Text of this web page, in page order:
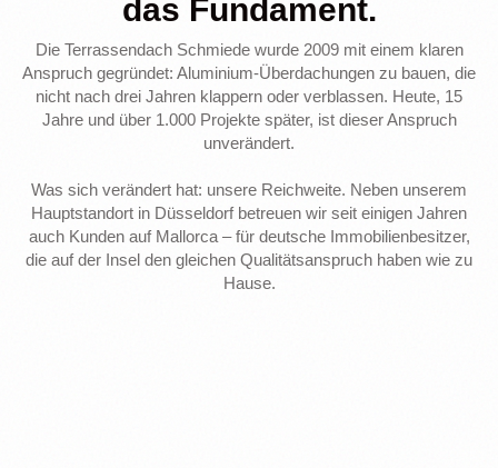
das Fundament.
Die Terrassendach Schmiede wurde 2009 mit einem klaren
Anspruch gegründet: Aluminium-Überdachungen zu bauen, die
nicht nach drei Jahren klappern oder verblassen. Heute, 15
Jahre und über 1.000 Projekte später, ist dieser Anspruch
unverändert.
Was sich verändert hat: unsere Reichweite. Neben unserem
Hauptstandort in Düsseldorf betreuen wir seit einigen Jahren
auch Kunden auf Mallorca – für deutsche Immobilienbesitzer,
die auf der Insel den gleichen Qualitätsanspruch haben wie zu
Hause.